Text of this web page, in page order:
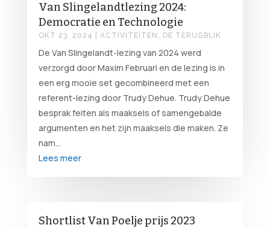
Van Slingelandtlezing 2024:
Democratie en Technologie
OKT 23, 2024 ACTIVITEITEN , DE TERUGBLIK
De Van Slingelandt-lezing van 2024 werd
verzorgd door Maxim Februari en de lezing is in
een erg mooie set gecombineerd met een
referent-lezing door Trudy Dehue. Trudy Dehue
besprak feiten als maaksels of samengebalde
argumenten en het zijn maaksels die maken. Ze
nam...
Lees meer
Shortlist Van Poelje prijs 2023